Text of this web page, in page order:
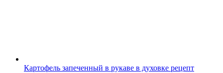
Картофель запеченный в рукаве в духовке рецепт